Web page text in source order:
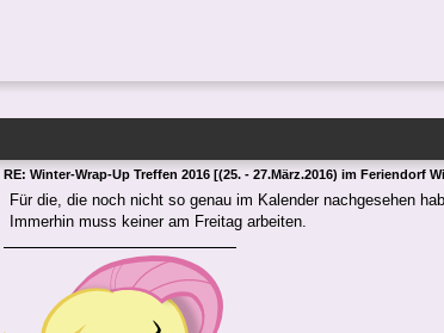
RE: Winter-Wrap-Up Treffen 2016 [(25. - 27.März.2016) im Feriendorf
Für die, die noch nicht so genau im Kalender nachgesehen
Immerhin muss keiner am Freitag arbeiten.